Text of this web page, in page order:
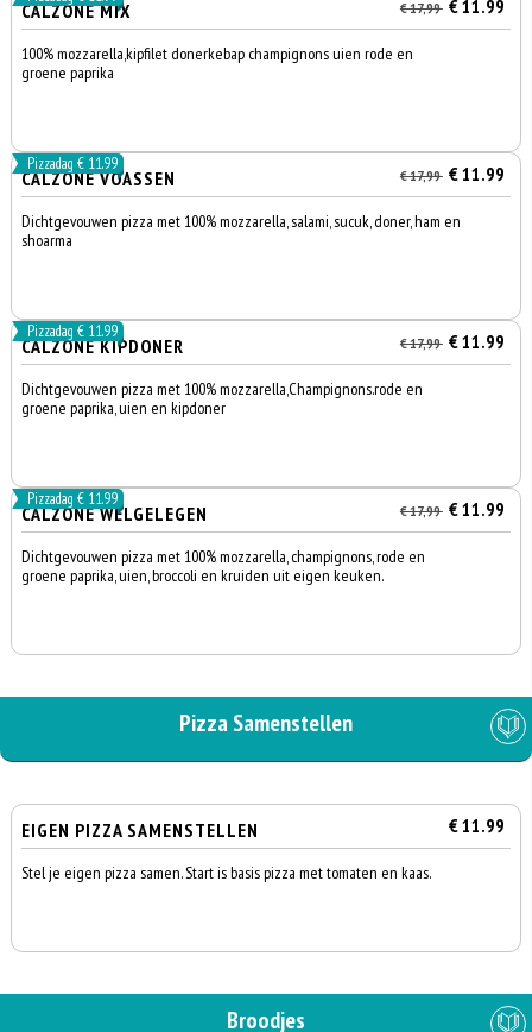
CALZONE MIX € 17,99 € 11.99
100% mozzarella,kipfilet donerkebap champignons uien rode en
groene paprika
Pizzadag € 11.99
CALZONE VOASSEN € 17,99 € 11.99
Dichtgevouwen pizza met 100% mozzarella, salami, sucuk, doner, ham en
shoarma
Pizzadag € 11.99
CALZONE KIPDONER € 17,99 € 11.99
Dichtgevouwen pizza met 100% mozzarella,Champignons.rode en
groene paprika, uien en kipdoner
Pizzadag € 11.99
CALZONE WELGELEGEN € 17,99 € 11.99
Dichtgevouwen pizza met 100% mozzarella, champignons, rode en
groene paprika, uien, broccoli en kruiden uit eigen keuken.
Pizza Samenstellen
EIGEN PIZZA SAMENSTELLEN € 11.99
Stel je eigen pizza samen. Start is basis pizza met tomaten en kaas.
Broodjes